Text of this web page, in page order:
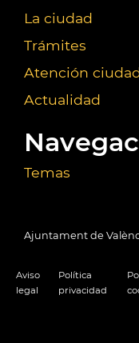
La ciudad
Trámites
Atención
Actualidad
Temas
Ajuntament de
Aviso
legal
Política
privacidad